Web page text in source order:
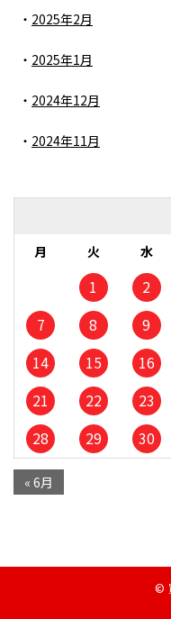
2025年2月
2025年1月
2024年12月
2024年11月
月
火 水
1 2
7
8 9
14
15 16
21
22 23
28
29 30
« 6月
©